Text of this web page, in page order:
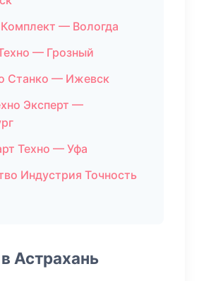
— Вологда
— Грозный
Станко — Ижевск
Эксперт —
Техно — Уфа
Индустрия Точность
Астрахань